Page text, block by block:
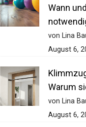
Wann
von Lina
August 6,
Warum
von Lina
August 6,